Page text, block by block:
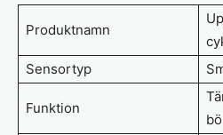
Produktnamn
Sensortyp
Funktion